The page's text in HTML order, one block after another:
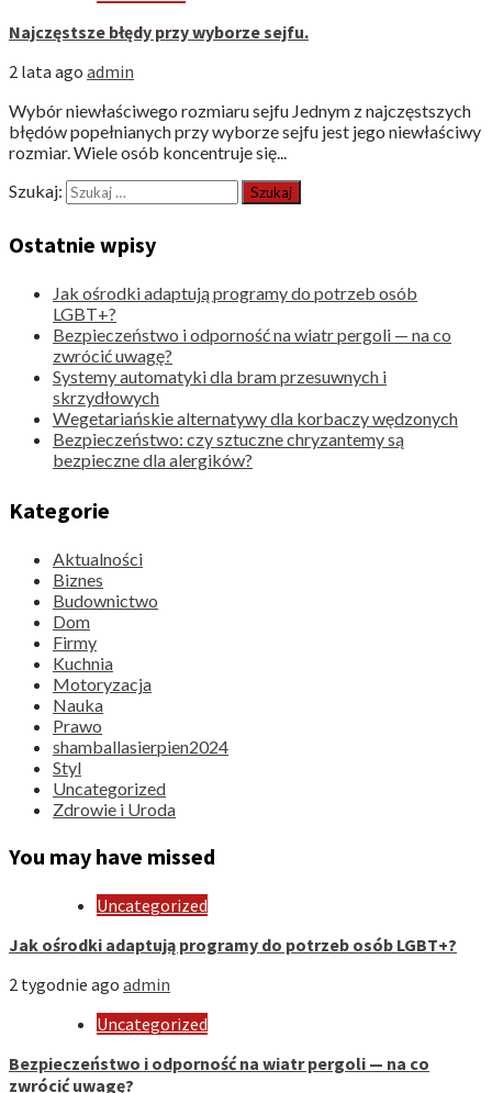
Najczęstsze błędy przy wyborze sejfu.
2 lata ago admin
Wybór niewłaściwego rozmiaru sejfu Jednym z najczęstszych
błędów popełnianych przy wyborze sejfu jest jego niewłaściwy
rozmiar. Wiele osób koncentruje się...
Szukaj:
Ostatnie wpisy
Jak ośrodki adaptują programy do potrzeb osób
LGBT+?
Bezpieczeństwo i odporność na wiatr pergoli — na co
zwrócić uwagę?
Systemy automatyki dla bram przesuwnych i
skrzydłowych
Wegetariańskie alternatywy dla korbaczy wędzonych
Bezpieczeństwo: czy sztuczne chryzantemy są
bezpieczne dla alergików?
Kategorie
Aktualności
Biznes
Budownictwo
Dom
Firmy
Kuchnia
Motoryzacja
Nauka
Prawo
shamballasierpien2024
Styl
Uncategorized
Zdrowie i Uroda
You may have missed
Uncategorized
Jak ośrodki adaptują programy do potrzeb osób LGBT+?
2 tygodnie ago admin
Uncategorized
Bezpieczeństwo i odporność na wiatr pergoli — na co
zwrócić uwagę?